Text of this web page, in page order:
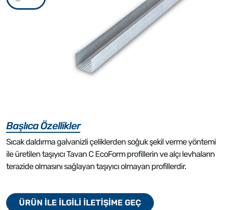
Başlıca Özellikler
Sıcak daldırma galvanizli çeliklerden soğuk şekil verme yöntemi
ile üretilen taşıyıcı Tavan C EcoForm profillerin ve alçı levhaların
terazide olmasını sağlayan taşıyıcı olmayan profillerdir.
ÜRÜN İLE İLGİLİ İLETİŞİME GEÇ